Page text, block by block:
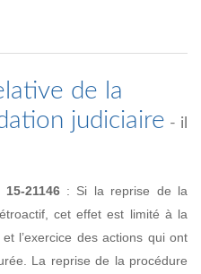
de la
judiciaire - il
21146: Si la reprise de la
cet effet est limité à la
l’exercice des actions qui ont
La reprise de la procédure